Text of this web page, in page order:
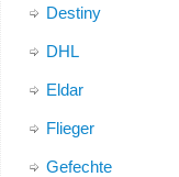
Destiny
DHL
Eldar
Flieger
Gefechte